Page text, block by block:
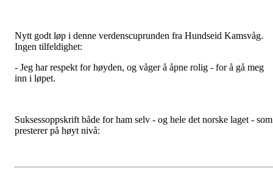
Nytt godt løp i denne verdenscuprunden fra Hundseid Kamsvåg.
Ingen tilfeldighet:
- Jeg har respekt for høyden, og våger å åpne rolig - for å gå meg
inn i løpet.
Suksessoppskrift både for ham selv - og hele det norske laget - som
presterer på høyt nivå: